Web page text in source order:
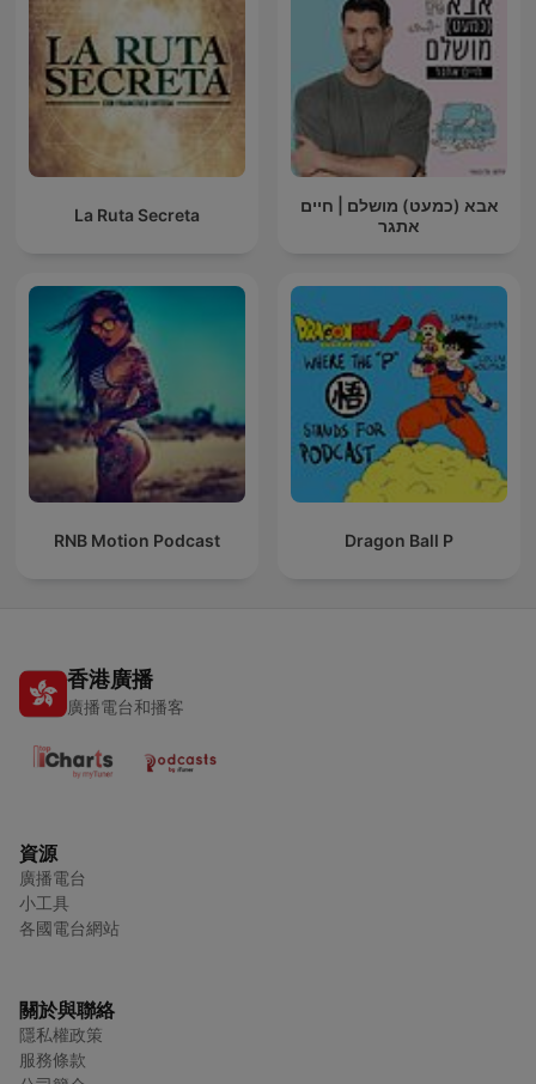
La Ruta Secreta
אבא (כמעט) מושלם | חיים
אתגר
RNB Motion Podcast Dragon Ball P
香港廣播
廣播電台和播客
資源
廣播電台
小工具
各國電台網站
關於與聯絡
隱私權政策
服務條款